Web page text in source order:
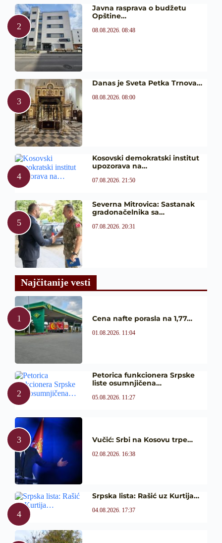
Javna rasprava o budžetu
Opštine…
08.08.2026. 08:48
Danas je Sveta Petka Trnova…
08.08.2026. 08:00
Kosovski demokratski institut
upozorava na…
07.08.2026. 21:50
Severna Mitrovica: Sastanak
gradonačelnika sa…
07.08.2026. 20:31
Najčitanije vesti
Cena nafte porasla na 1,77…
01.08.2026. 11:04
Petorica funkcionera Srpske
liste osumnjičena…
05.08.2026. 11:27
Vučić: Srbi na Kosovu trpe…
02.08.2026. 16:38
Srpska lista: Rašić uz Kurtija…
04.08.2026. 17:37